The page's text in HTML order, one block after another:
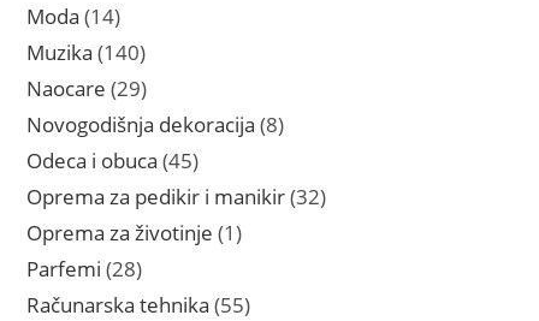
Moda 1414
proizvoda
Muzika 140140
proizvoda
Naocare 2929
proizvoda
Novogodišnja dekoracija 88
Odeca i obuca 4545
proizvoda
Oprema za pedikir i manikir 3232
Oprema za životinje 11
Parfemi 2828
proizvoda
Računarska tehnika 5555